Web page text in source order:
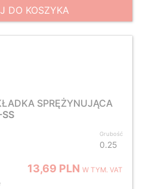
DO KOSZYKA
SPRĘŻYNUJĄCA
Grubość
0.25
13,69 PLNW TYM. VAT